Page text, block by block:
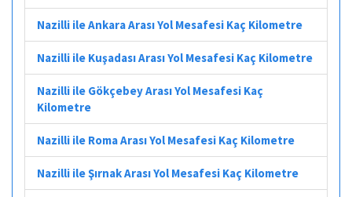
Nazilli ile Ankara Arası Yol Mesafesi Kaç Kilometre
Nazilli ile Kuşadası Arası Yol Mesafesi Kaç Kilometre
Nazilli ile Gökçebey Arası Yol Mesafesi Kaç
Kilometre
Nazilli ile Roma Arası Yol Mesafesi Kaç Kilometre
Nazilli ile Şırnak Arası Yol Mesafesi Kaç Kilometre